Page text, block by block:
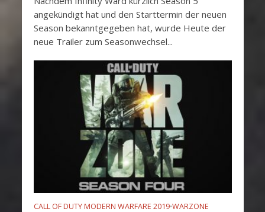
angekündigt hat und den Starttermin der neuen
Season bekanntgegeben hat, wurde Heute der
neue Trailer zum Seasonwechsel...
CALL OF DUTY MODERN WARFARE 2019•WARZONE